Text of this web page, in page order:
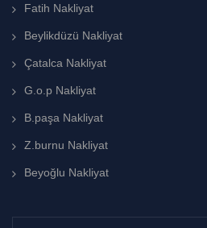
Fatih Nakliyat
Beylikdüzü Nakliyat
Çatalca Nakliyat
G.o.p Nakliyat
B.paşa Nakliyat
Z.burnu Nakliyat
Beyoğlu Nakliyat